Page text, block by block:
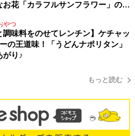
お花「カラフルサンフラワー」の作
やつ
調味料をのせてレンチン】ケチャッ
の王道味！「うどんナポリタン」
がり♪
もっと読む